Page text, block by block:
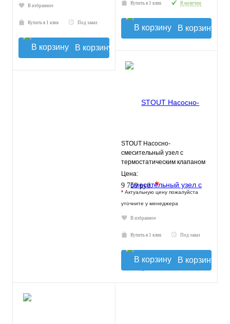
В избранное
Купить в 1 клик Под заказ
В корзину
Купить в 1 клик В наличии
В корзину
STOUT Насосно-
смесительный узел с
термостатическим клапаном
20-43°C и
жидкокристаллическим
термомет
Цена:
9 750 руб.*
* Актуальную цену пожалуйста
уточните у менеджера
В избранное
Купить в 1 клик Под заказ
В корзину